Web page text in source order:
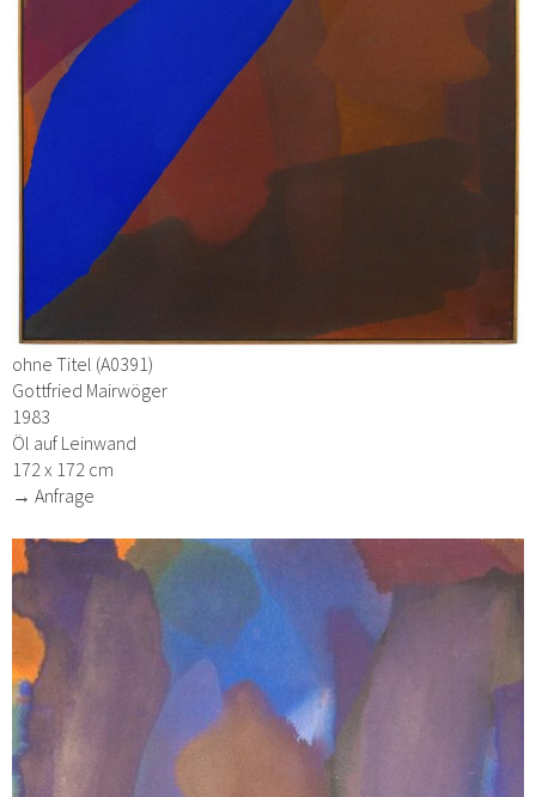
ohne Titel (A0391)
Gottfried Mairwöger
1983
Öl auf Leinwand
172 x 172 cm
→ Anfrage